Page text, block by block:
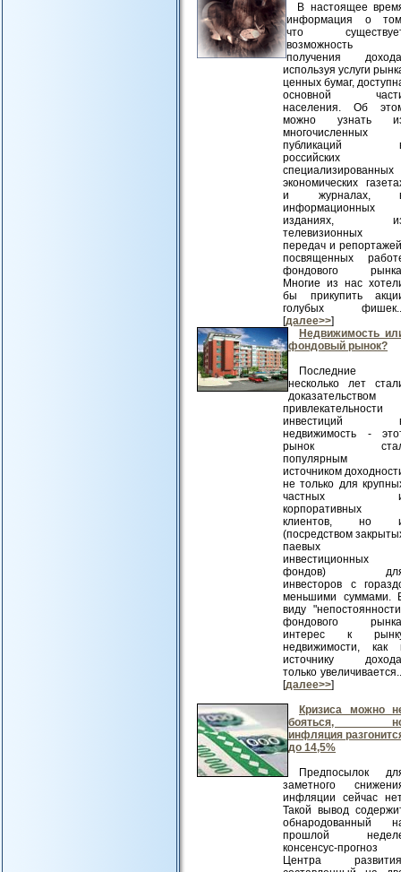
В настоящее
информация о
что
возможность
получения
используя услуги
ценных бумаг,
основной
населения. Об
можно узнать
многочисленных
публикаций
российских
специализированных
экономических
и журналах,
информационных
изданиях,
телевизионных
передач и
посвященных
фондового
Многие из нас
бы прикупить
голубых
[далее>>]
Недвижимость
фондовый рынок?
Последние
несколько лет
доказательством
привлекательности
инвестиций
недвижимость -
рынок
популярным
источником
не только для
частных
корпоративных
клиентов, но
(посредством
паевых
инвестиционных
фондов)
инвесторов с
меньшими суммами.
виду
фондового
интерес к
недвижимости, как
источнику
только
[далее>>]
Кризиса можно
бояться,
инфляция
до 14,5%
Предпосылок
заметного
инфляции сейчас
Такой вывод
обнародованный
прошлой
консенсус-прогноз
Центра